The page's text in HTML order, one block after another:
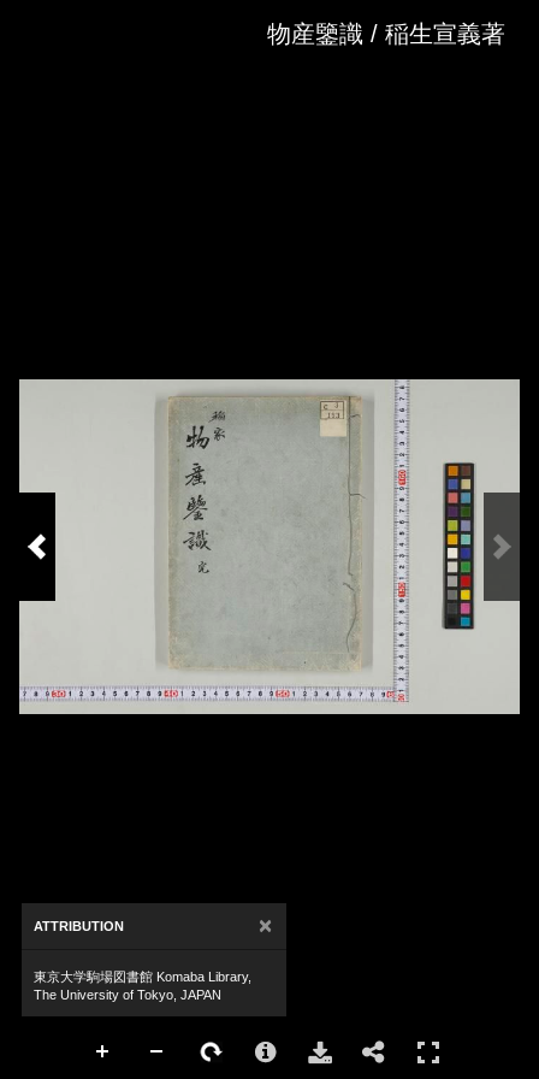
物産鑒識 / 稲生宣義著
ATTRIBUTION ×
東京大学駒場図書館 Komaba Library,
The University of Tokyo, JAPAN